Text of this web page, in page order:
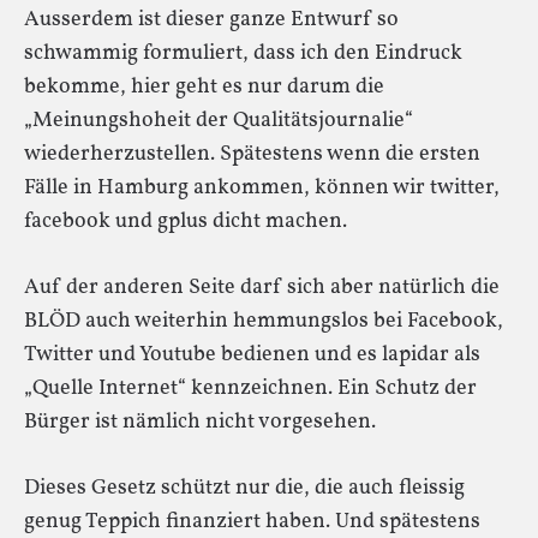
Ausserdem ist dieser ganze Entwurf so
schwammig formuliert, dass ich den Eindruck
bekomme, hier geht es nur darum die
„Meinungshoheit der Qualitätsjournalie“
wiederherzustellen. Spätestens wenn die ersten
Fälle in Hamburg ankommen, können wir twitter,
facebook und gplus dicht machen.
Auf der anderen Seite darf sich aber natürlich die
BLÖD auch weiterhin hemmungslos bei Facebook,
Twitter und Youtube bedienen und es lapidar als
„Quelle Internet“ kennzeichnen. Ein Schutz der
Bürger ist nämlich nicht vorgesehen.
Dieses Gesetz schützt nur die, die auch fleissig
genug Teppich finanziert haben. Und spätestens